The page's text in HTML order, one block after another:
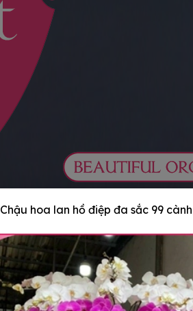
Chậu hoa lan hồ điệp đa sắc 99